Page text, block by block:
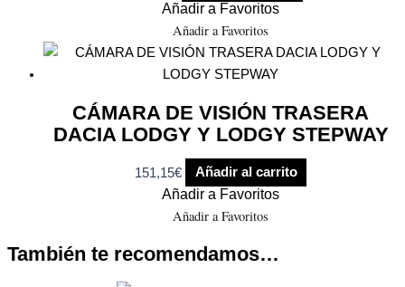
Añadir a Favoritos
Añadir a Favoritos
CÁMARA DE VISIÓN TRASERA
DACIA LODGY Y LODGY STEPWAY
151,15€ Añadir al carrito
Añadir a Favoritos
Añadir a Favoritos
También te recomendamos…